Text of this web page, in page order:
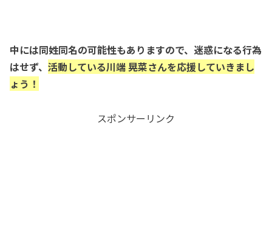
中には同姓同名の可能性もありますので、迷惑になる行為
はせず、 活動している川端 晃菜さんを応援していきまし
ょう！
スポンサーリンク